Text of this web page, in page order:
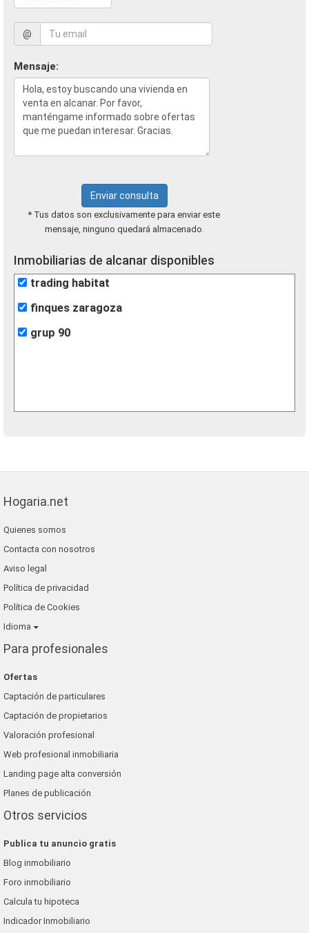
@
Mensaje:
Enviar consulta
* Tus datos son exclusivamente para enviar este
mensaje, ninguno quedará almacenado.
Inmobiliarias de alcanar disponibles
trading habitat
finques zaragoza
grup 90
Hogaria.net
Quienes somos
Contacta con nosotros
Aviso legal
Política de privacidad
Política de Cookies
Idioma
Para profesionales
Ofertas
Captación de particulares
Captación de propietarios
Valoración profesional
Web profesional inmobiliaria
Landing page alta conversión
Planes de publicación
Otros servicios
Publica tu anuncio gratis
Blog inmobiliario
Foro inmobiliario
Calcula tu hipoteca
Indicador Inmobiliario